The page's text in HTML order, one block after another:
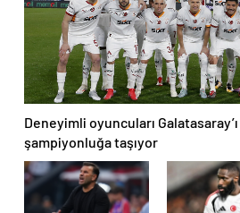
şaşırtmadı’
Deneyimli oyuncuları Galatasaray’ı
şampiyonluğa taşıyor